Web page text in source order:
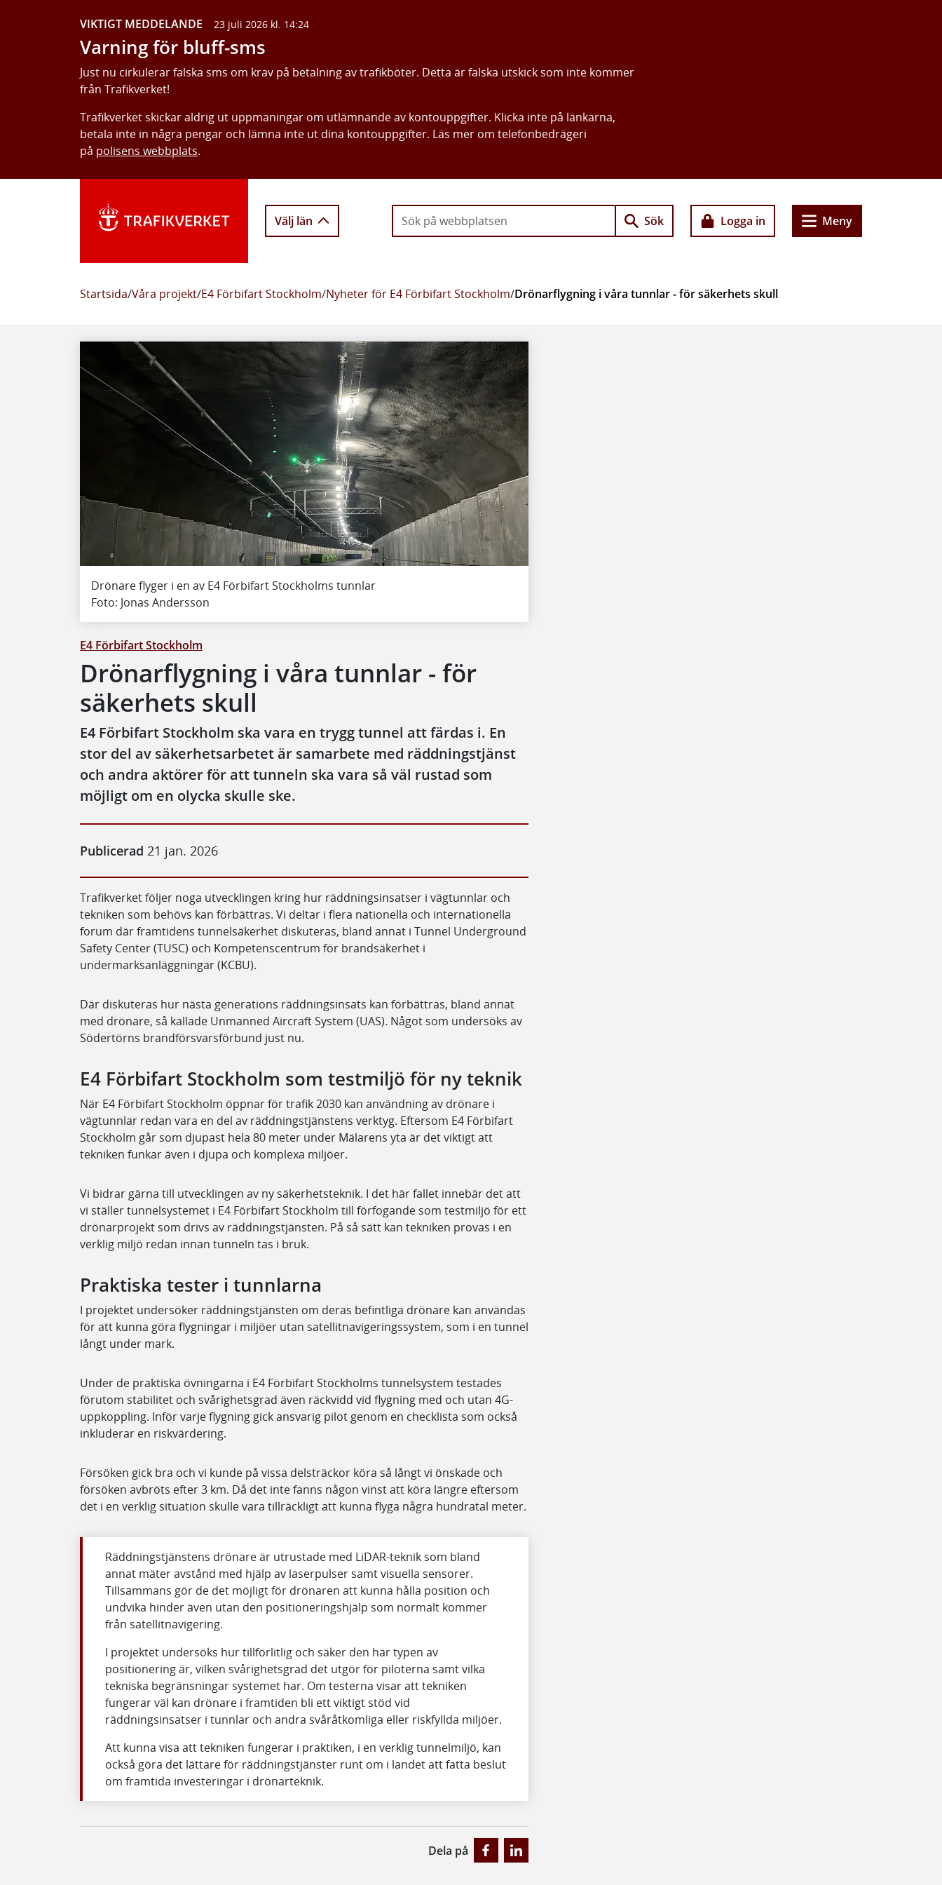
VIKTIGT MEDDELANDE 23 juli 2026 kl. 14:24
Varning för bluff-sms
Just nu cirkulerar falska sms om krav på betalning av trafikböter. Detta är falska utskick som inte kommer
från Trafikverket!
Trafikverket skickar aldrig ut uppmaningar om utlämnande av kontouppgifter. Klicka inte på länkarna,
betala inte in några pengar och lämna inte ut dina kontouppgifter. Läs mer om telefonbedrägeri
på polisens webbplats.
Välj län Sök Logga in Meny
Startsida/Våra projekt/E4 Förbifart Stockholm/Nyheter för E4 Förbifart Stockholm/Drönarflygning i våra tunnlar - för säkerhets skull
Drönare flyger i en av E4 Förbifart Stockholms tunnlar
Foto: Jonas Andersson
E4 Förbifart Stockholm
Drönarflygning i våra tunnlar - för
säkerhets skull
E4 Förbifart Stockholm ska vara en trygg tunnel att färdas i. En
stor del av säkerhetsarbetet är samarbete med räddningstjänst
och andra aktörer för att tunneln ska vara så väl rustad som
möjligt om en olycka skulle ske.
Publicerad 21 jan. 2026
Trafikverket följer noga utvecklingen kring hur räddningsinsatser i vägtunnlar och
tekniken som behövs kan förbättras. Vi deltar i flera nationella och internationella
forum där framtidens tunnelsäkerhet diskuteras, bland annat i Tunnel Underground
Safety Center (TUSC) och Kompetenscentrum för brandsäkerhet i
undermarksanläggningar (KCBU).
Där diskuteras hur nästa generations räddningsinsats kan förbättras, bland annat
med drönare, så kallade Unmanned Aircraft System (UAS). Något som undersöks av
Södertörns brandförsvarsförbund just nu.
E4 Förbifart Stockholm som testmiljö för ny teknik
När E4 Förbifart Stockholm öppnar för trafik 2030 kan användning av drönare i
vägtunnlar redan vara en del av räddningstjänstens verktyg. Eftersom E4 Förbifart
Stockholm går som djupast hela 80 meter under Mälarens yta är det viktigt att
tekniken funkar även i djupa och komplexa miljöer.
Vi bidrar gärna till utvecklingen av ny säkerhetsteknik. I det här fallet innebär det att
vi ställer tunnelsystemet i E4 Förbifart Stockholm till förfogande som testmiljö för ett
drönarprojekt som drivs av räddningstjänsten. På så sätt kan tekniken provas i en
verklig miljö redan innan tunneln tas i bruk.
Praktiska tester i tunnlarna
I projektet undersöker räddningstjänsten om deras befintliga drönare kan användas
för att kunna göra flygningar i miljöer utan satellitnavigeringssystem, som i en tunnel
långt under mark.
Under de praktiska övningarna i E4 Förbifart Stockholms tunnelsystem testades
förutom stabilitet och svårighetsgrad även räckvidd vid flygning med och utan 4G-
uppkoppling. Inför varje flygning gick ansvarig pilot genom en checklista som också
inkluderar en riskvärdering.
Försöken gick bra och vi kunde på vissa delsträckor köra så långt vi önskade och
försöken avbröts efter 3 km. Då det inte fanns någon vinst att köra längre eftersom
det i en verklig situation skulle vara tillräckligt att kunna flyga några hundratal meter.
Räddningstjänstens drönare är utrustade med LiDAR-teknik som bland
annat mäter avstånd med hjälp av laserpulser samt visuella sensorer.
Tillsammans gör de det möjligt för drönaren att kunna hålla position och
undvika hinder även utan den positioneringshjälp som normalt kommer
från satellitnavigering.
I projektet undersöks hur tillförlitlig och säker den här typen av
positionering är, vilken svårighetsgrad det utgör för piloterna samt vilka
tekniska begränsningar systemet har. Om testerna visar att tekniken
fungerar väl kan drönare i framtiden bli ett viktigt stöd vid
räddningsinsatser i tunnlar och andra svåråtkomliga eller riskfyllda miljöer.
Att kunna visa att tekniken fungerar i praktiken, i en verklig tunnelmiljö, kan
också göra det lättare för räddningstjänster runt om i landet att fatta beslut
om framtida investeringar i drönarteknik.
Dela på